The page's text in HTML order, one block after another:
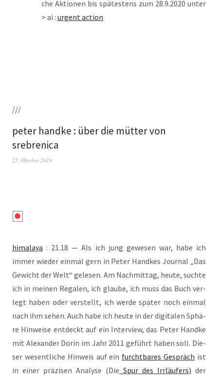
che Aktio­nen bis spä­tes­tens zum 28.9.2020 unter
> ai : urgent action
///
peter handke : über die mütter von
srebrenica
25. Oktober 2019
hima­la­ya : 21.18 — Als ich jung gewe­sen war, habe ich
immer wie­der ein­mal gern in Peter Hand­kes Jour­nal „Das
Gewicht der Welt“ gele­sen. Am Nach­mit­tag, heu­te, such­te
ich in mei­nen Rega­len, ich glau­be, ich muss das Buch ver­
legt haben oder ver­stellt, ich wer­de spä­ter noch ein­mal
nach ihm sehen. Auch habe ich heu­te in der digi­ta­len Sphä­
re Hin­wei­se ent­deckt auf ein Inter­view, das Peter Hand­ke
mit Alex­an­der Dorin im Jahr 2011 geführt haben soll. Die­
ser wesent­li­che Hin­weis auf ein furcht­ba­res Gespräch ist
in einer prä­zi­sen Ana­ly­se (Die Spur des Irr­läu­fers) der